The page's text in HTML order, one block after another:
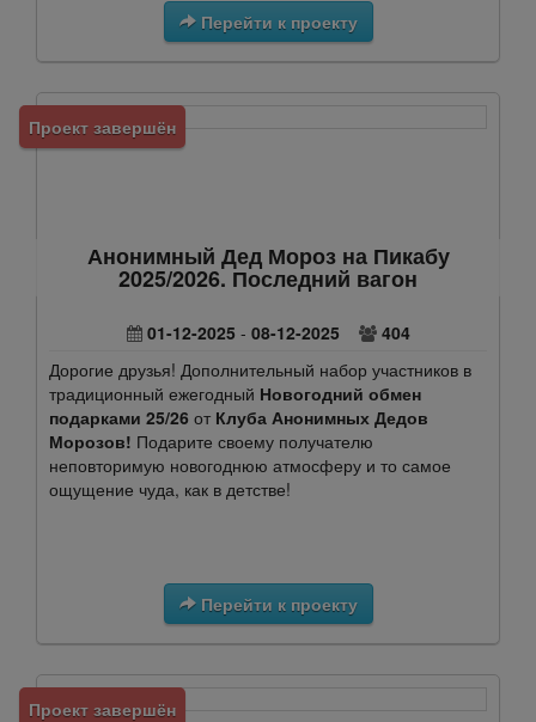
Перейти к проекту
Анонимный Дед Мороз на Пикабу
2025/2026. Последний вагон
Проект завершён
01-12-2025 - 08-12-2025
404
Дорогие друзья! Дополнительный набор участников в
традиционный ежегодный Новогодний обмен
подарками 25/26 от Клуба Анонимных Дедов
Морозов! Подарите своему получателю
неповторимую новогоднюю атмосферу и то самое
ощущение чуда, как в детстве!
Перейти к проекту
Проект завершён